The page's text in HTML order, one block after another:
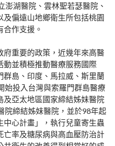
澎湖醫院、雲林聖若瑟醫院、
及偏遠山地鄉衛生所包括桃園
作支援。
府重要的政策，近幾年來高醫
動並積極推動醫療服務國際
群島、印度、馬拉威、斯里蘭
始投入台灣與索羅門群島醫療
及亞太地區國家締結姊妹醫院
院締結姊妹醫院，並於98年起
心計畫」，執行兒童寄生蟲
亡率及糖尿病與高血壓防治計